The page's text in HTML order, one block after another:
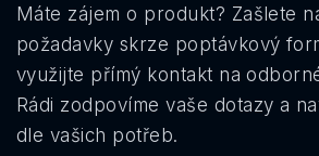
Máte zájem o produkt? Zašlete
požadavky skrze poptávkový
využijte přímý kontakt na
Rádi zodpovíme vaše dotazy a
dle vašich potřeb.